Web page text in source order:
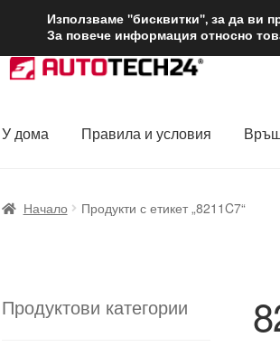
ДОСТАВКА от
Skip
to
Skip
to
У дома
Правила и условия
Начало Продукти с етикет „8211C7“
Продуктови категории
Използваме "бисквитки", за да ви
За повече информация относно